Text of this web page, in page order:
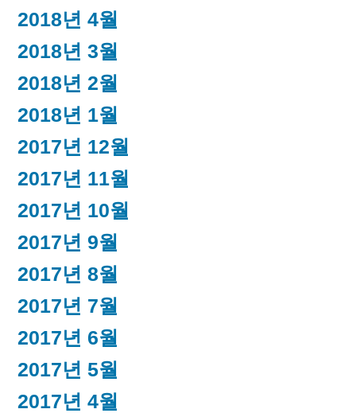
2018년 4월
2018년 3월
2018년 2월
2018년 1월
2017년 12월
2017년 11월
2017년 10월
2017년 9월
2017년 8월
2017년 7월
2017년 6월
2017년 5월
2017년 4월